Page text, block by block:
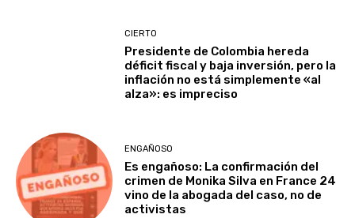
CIERTO
Presidente de Colombia hereda
déficit fiscal y baja inversión, pero la
inflación no está simplemente «al
alza»: es impreciso
ENGAÑOSO
Es engañoso: La confirmación del
crimen de Monika Silva en France 24
vino de la abogada del caso, no de
activistas